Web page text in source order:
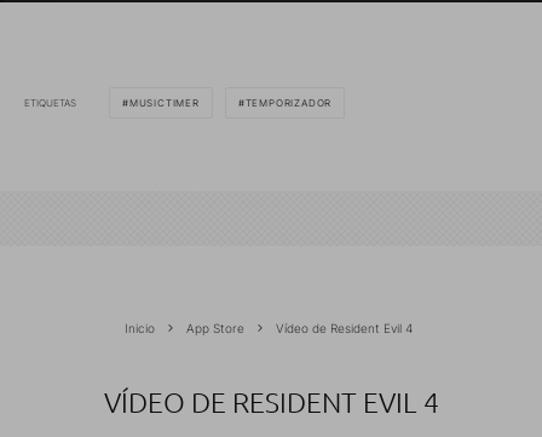
ETIQUETAS MUSICTIMER TEMPORIZADOR
Inicio App Store Vídeo de Resident Evil 4
VÍDEO DE RESIDENT EVIL 4